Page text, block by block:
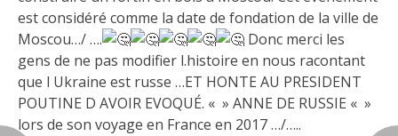
est considéré comme la date de fondation de la ville de
Moscou…/ ….
Donc merci les
gens de ne pas modifier l.histoire en nous racontant
que l Ukraine est russe …ET HONTE AU PRESIDENT
POUTINE D AVOIR EVOQUÉ. « » ANNE DE RUSSIE « »
lors de son voyage en France en 2017 …/…..